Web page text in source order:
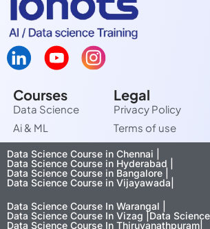
Courses
Data Science
Ai & ML
Legal
Privacy Policy
Terms of use
Data Science Course in Chennai |
Data Science Course in Hyderabad |
Data Science Course in Bangalore |
Data Science Course in Vijayawada|
Data Science Course In Warangal |
Data Science Course In Vizag |Data
Data Science Course In Thiruvanathpuram|